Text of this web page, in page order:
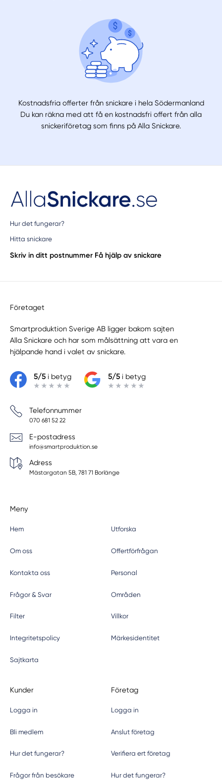
Kostnadsfria offerter från snickare i hela Södermanland
Du kan räkna med att få en kostnadsfri offert från alla
snickeriföretag som finns på Alla Snickare.
Hur det fungerar?
Hitta snickare
Skriv in ditt postnummer Få hjälp av snickare
Företaget
Smartproduktion Sverige AB ligger bakom sajten
Alla Snickare och har som målsättning att vara en
hjälpande hand i valet av snickare.
5/5i betyg 5/5i betyg
Telefonnummer
070 681 52 22
E-postadress
info@smartproduktion.se
Adress
Mästargatan 5B, 781 71 Borlänge
Meny
Hem Utforska
Om oss Offertförfrågan
Kontakta oss Personal
Frågor & Svar Områden
Filter Villkor
Integritetspolicy Märkesidentitet
Sajtkarta
Kunder
Logga in
Bli medlem
Hur det fungerar?
Frågor från besökare
Företag
Logga in
Anslut företag
Verifiera ert företag
Hur det fungerar?